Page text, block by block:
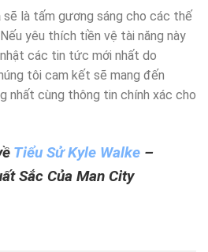
sẽ là tấm gương sáng cho các thế
yêu thích tiền vệ tài năng này
các tin tức mới nhất do
tôi cam kết sẽ mang đến
nhất cùng thông tin chính xác cho
Tiểu Sử Kyle Walke –
Sắc Của Man City